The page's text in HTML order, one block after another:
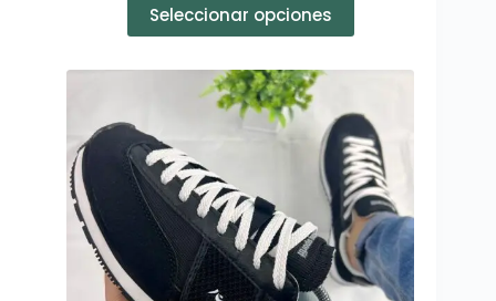
Seleccionar opciones
producto
tiene
variantes.
Las
opciones
en
la
página
de
producto